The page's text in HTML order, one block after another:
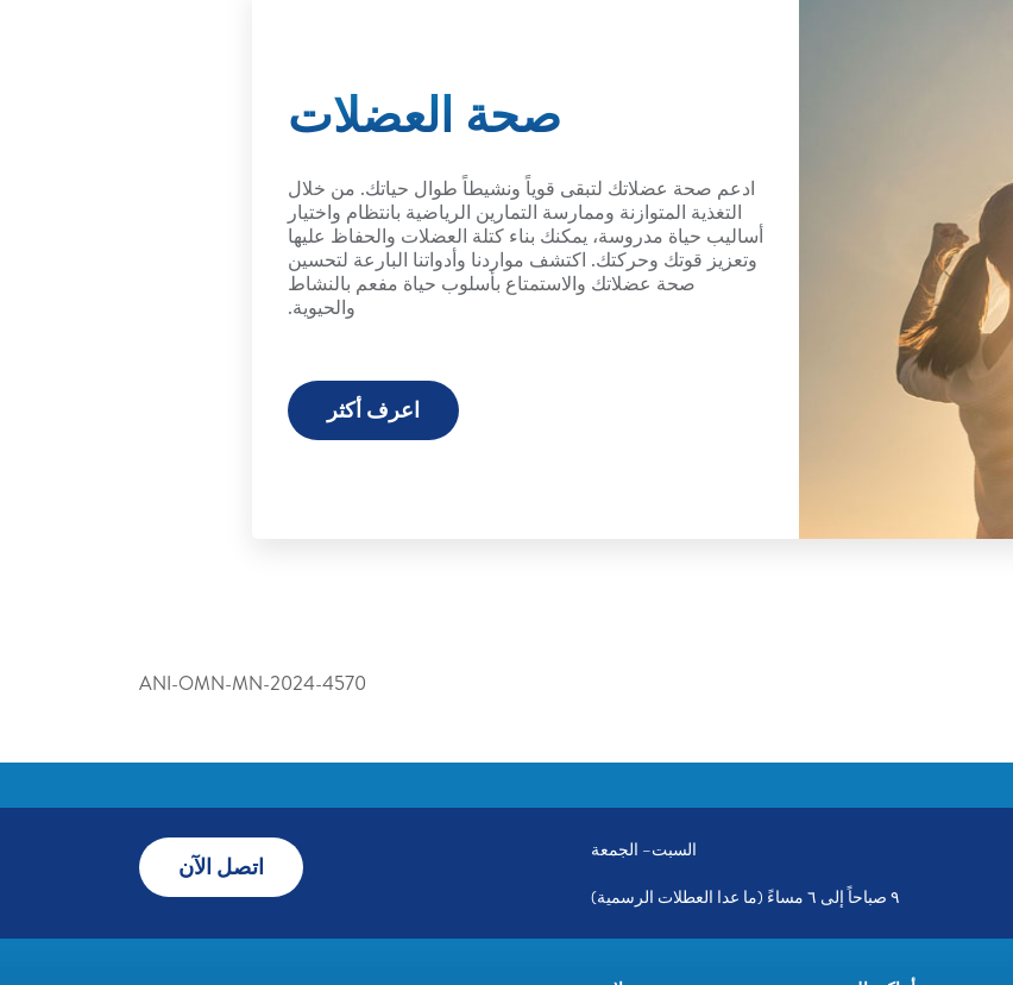
صحة العضلات
ادعم صحة عضلاتك لتبقى قوياً ونشيطاً طوال حياتك. من خلال
التغذية المتوازنة وممارسة التمارين الرياضية بانتظام واختيار
أساليب حياة مدروسة، يمكنك بناء كتلة العضلات والحفاظ عليها
وتعزيز قوتك وحركتك. اكتشف مواردنا وأدواتنا البارعة لتحسين
صحة عضلاتك والاستمتاع بأسلوب حياة مفعم بالنشاط
والحيوية.
اعرف أكثر
ANI-OMN-MN-2024-4570
السبت– الجمعة
اتصل الآن